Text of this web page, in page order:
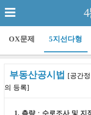
OX문제 5지선다형
부동산공시법
[공간
의 등록]
1. 측량ㆍ수로조사 및 지